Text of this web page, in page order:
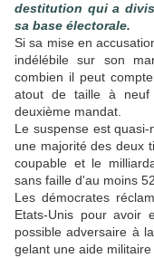
destitution qui a
sa base électorale.
Si sa mise en
indélébile sur son
combien il peut
atout de taille à neuf
deuxième mandat.
Le suspense est
une majorité des deux
coupable et le
sans faille d'au moins
Les démocrates
Etats-Unis pour avoir
possible adversaire à
gelant une aide